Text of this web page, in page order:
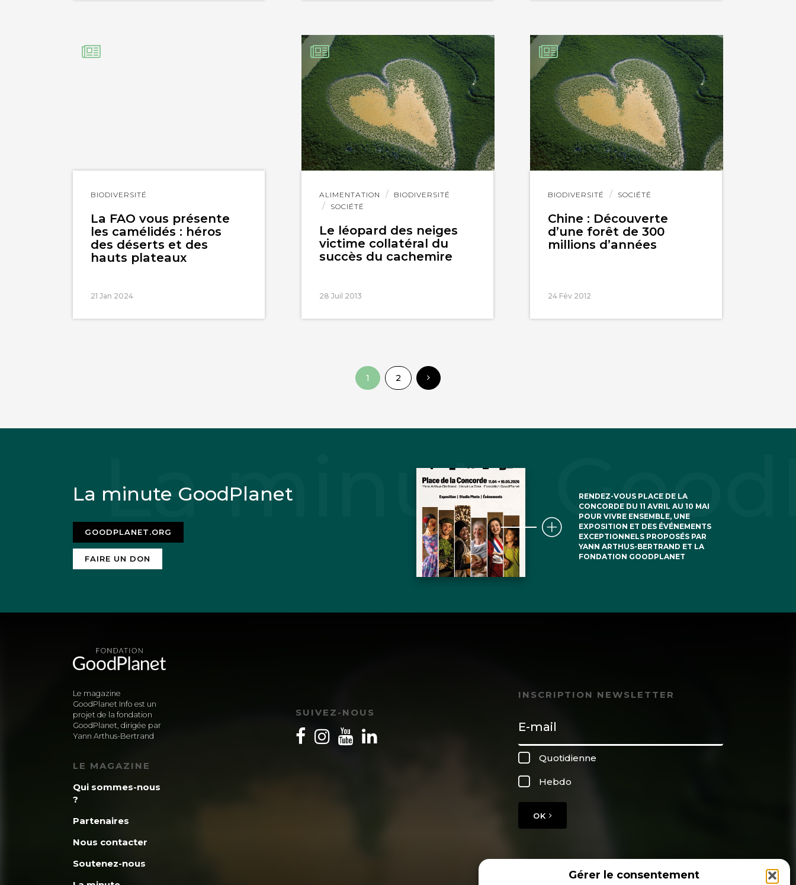
Gérer le consentement
BIODIVERSITÉ
La FAO vous présente
les camélidés : héros
des déserts et des
hauts plateaux
21 Jan 2024
Lire
ALIMENTATION
BIODIVERSITÉ
SOCIÉTÉ
Le léopard des neiges
victime collatéral du
succès du cachemire
28 Juil 2013
Lire
l'article
BIODIVERSITÉ SOCIÉTÉ
Chine : Découverte
d’une forêt de 300
millions d’années
24 Fév 2012
Lire
1 2
La minute GoodPlanet
GOODPLANET.ORG
FAIRE UN DON
RENDEZ-VOUS PLACE DE LA
CONCORDE DU 11 AVRIL AU 10 MAI
POUR VIVRE ENSEMBLE, UNE
EXPOSITION ET DES ÉVÉNEMENTS
EXCEPTIONNELS PROPOSÉS PAR
YANN ARTHUS-BERTRAND ET LA
FONDATION GOODPLANET
Le magazine
GoodPlanet Info est un
projet de la fondation
GoodPlanet, dirigée par
Yann Arthus-Bertrand
LE MAGAZINE
Qui sommes-nous
?
Partenaires
Nous contacter
Soutenez-nous
SUIVEZ-NOUS
INSCRIPTION NEWSLETTER
Quotidienne
Hebdo
OK